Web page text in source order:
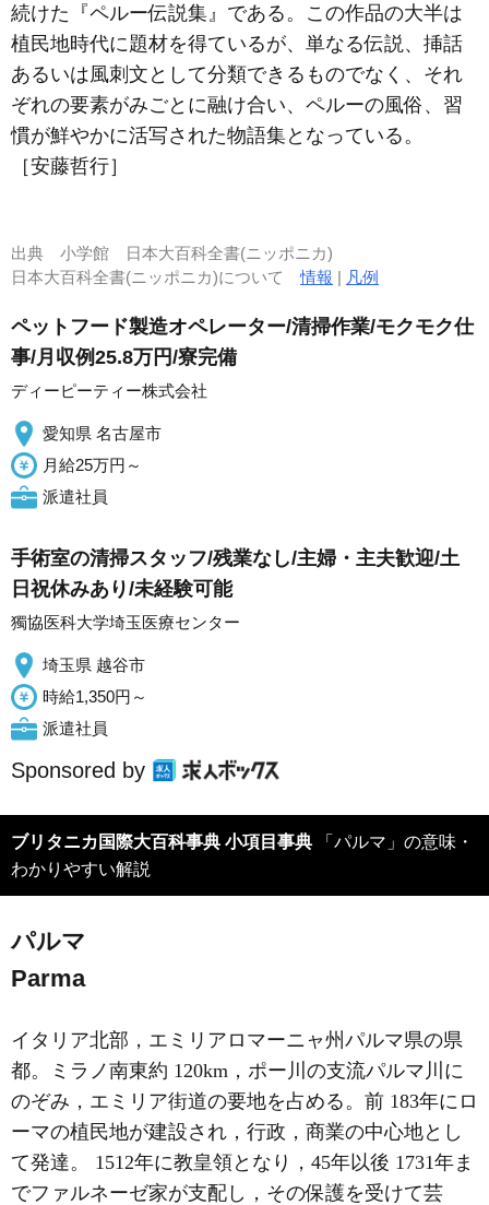
続けた『ペルー伝説集』である。この作品の大半は
植民地時代に題材を得ているが、単なる伝説、挿話
あるいは風刺文として分類できるものでなく、それ
ぞれの要素がみごとに融け合い、ペルーの風俗、習
慣が鮮やかに活写された物語集となっている。
［安藤哲行］
出典 小学館 日本大百科全書(ニッポニカ)
日本大百科全書(ニッポニカ)について情報 | 凡例
ペットフード製造オペレーター/清掃作業/モクモク仕
事/月収例25.8万円/寮完備
ディーピーティー株式会社
愛知県 名古屋市
月給25万円～
派遣社員
手術室の清掃スタッフ/残業なし/主婦・主夫歓迎/土
日祝休みあり/未経験可能
獨協医科大学埼玉医療センター
埼玉県 越谷市
時給1,350円～
派遣社員
Sponsored by
ブリタニカ国際大百科事典 小項目事典 「パルマ」の意味・
わかりやすい解説
パルマ
Parma
イタリア北部，エミリアロマーニャ州パルマ県の県
都。ミラノ南東約 120km，ポー川の支流パルマ川に
のぞみ，エミリア街道の要地を占める。前 183年にロ
ーマの植民地が建設され，行政，商業の中心地とし
て発達。 1512年に教皇領となり，45年以後 1731年ま
でファルネーゼ家が支配し，その保護を受けて芸